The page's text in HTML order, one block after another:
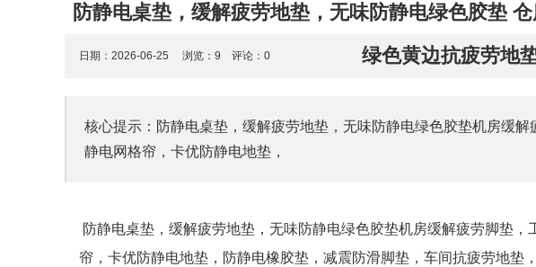
防静电桌垫，缓解疲劳地垫，无味防静电绿色胶垫
绿色黄边抗疲劳地
日期：2026-06-25 浏览： 9 评论：0
核心提示：防静电桌垫，缓解疲劳地垫，无味防静电绿色胶垫机房缓
静电网格帘，卡优防静电地垫，
防静电桌垫，缓解疲劳地垫，无味防静电绿色胶垫机房缓解疲劳脚垫
帘，卡优防静电地垫，防静电橡胶垫，减震防滑脚垫，车间抗疲劳地垫